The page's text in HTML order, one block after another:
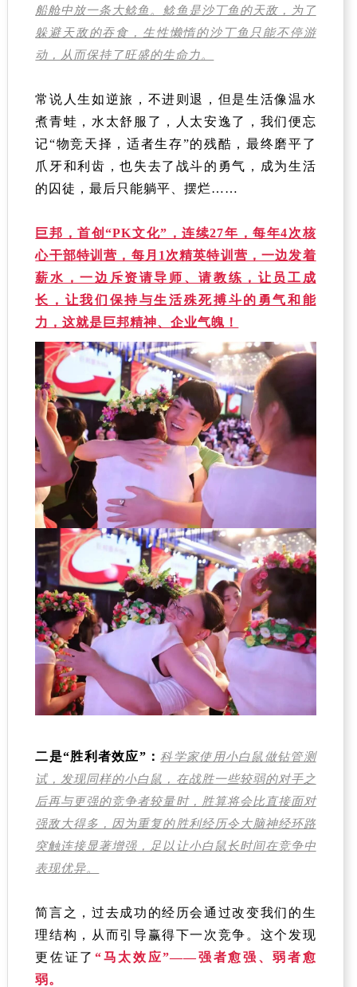
船舱中放一条大鲶鱼。鲶鱼是沙丁鱼的天敌，为了
躲避天敌的吞食，生性懒惰的沙丁鱼只能不停游
动，从而保持了旺盛的生命力。
常说人生如逆旅，不进则退，但是生活像温水
煮青蛙，水太舒服了，人太安逸了，我们便忘
记“物竞天择，适者生存”的残酷，最终磨平了
爪牙和利齿，也失去了战斗的勇气，成为生活
的囚徒，最后只能躺平、摆烂……
巨邦，首创“PK文化”，连续27年，每年4次核
心干部特训营，每月1次精英特训营，一边发着
薪水，一边斥资请导师、请教练，让员工成
长，让我们保持与生活殊死搏斗的勇气和能
力，这就是巨邦精神、企业气魄！
二是“胜利者效应”：科学家使用小白鼠做钻管测
试，发现同样的小白鼠，在战胜一些较弱的对手之
后再与更强的竞争者较量时，胜算将会比直接面对
强敌大得多，因为重复的胜利经历令大脑神经环路
突触连接显著增强，足以让小白鼠长时间在竞争中
表现优异。
简言之，过去成功的经历会通过改变我们的生
理结构，从而引导赢得下一次竞争。这个发现
更佐证了“马太效应”——强者愈强、弱者愈
弱。